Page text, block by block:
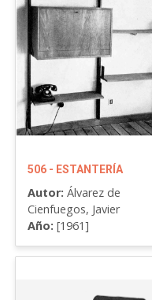
506 - ESTANTERÍA
Autor: Álvarez de
Cienfuegos, Javier
Año: [1961]